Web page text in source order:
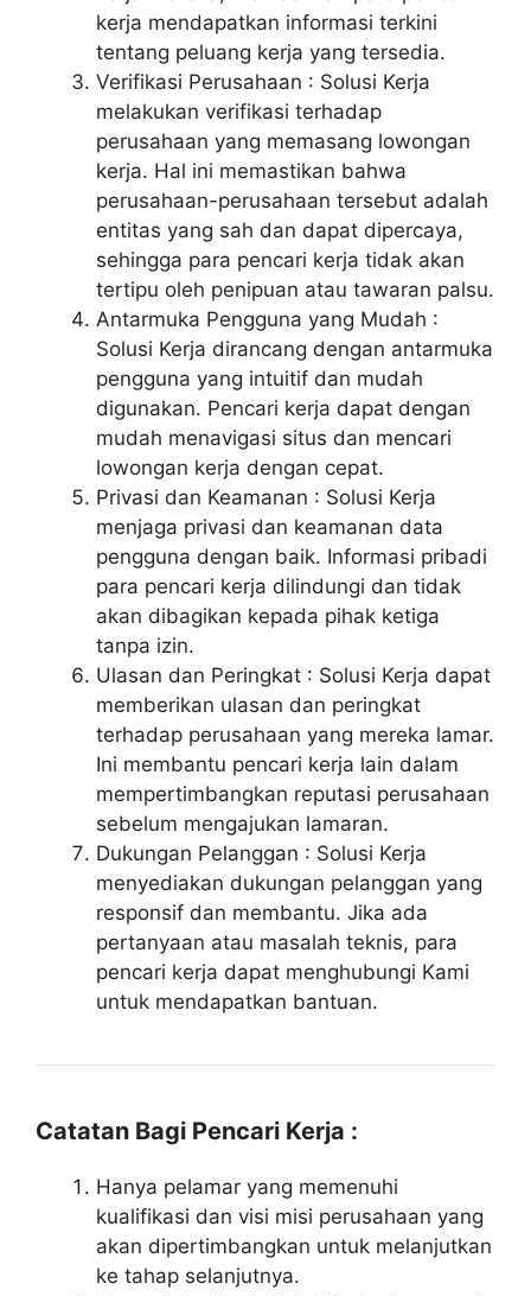
kerja mendapatkan informasi terkini
tentang peluang kerja yang tersedia.
Verifikasi Perusahaan : Solusi Kerja
melakukan verifikasi terhadap
perusahaan yang memasang lowongan
kerja. Hal ini memastikan bahwa
perusahaan-perusahaan tersebut adalah
entitas yang sah dan dapat dipercaya,
sehingga para pencari kerja tidak akan
tertipu oleh penipuan atau tawaran palsu.
Antarmuka Pengguna yang Mudah :
Solusi Kerja dirancang dengan antarmuka
pengguna yang intuitif dan mudah
digunakan. Pencari kerja dapat dengan
mudah menavigasi situs dan mencari
lowongan kerja dengan cepat.
Privasi dan Keamanan : Solusi Kerja
menjaga privasi dan keamanan data
pengguna dengan baik. Informasi pribadi
para pencari kerja dilindungi dan tidak
akan dibagikan kepada pihak ketiga
tanpa izin.
Ulasan dan Peringkat : Solusi Kerja dapat
memberikan ulasan dan peringkat
terhadap perusahaan yang mereka lamar.
Ini membantu pencari kerja lain dalam
mempertimbangkan reputasi perusahaan
sebelum mengajukan lamaran.
Dukungan Pelanggan : Solusi Kerja
menyediakan dukungan pelanggan yang
responsif dan membantu. Jika ada
pertanyaan atau masalah teknis, para
pencari kerja dapat menghubungi Kami
untuk mendapatkan bantuan.
Catatan Bagi Pencari Kerja :
Hanya pelamar yang memenuhi
kualifikasi dan visi misi perusahaan yang
akan dipertimbangkan untuk melanjutkan
ke tahap selanjutnya.